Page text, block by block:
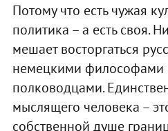
Потому что есть чужая
политика – а есть своя.
мешает восторгаться
немецкими философами
полководцами.
мыслящего человека –
собственной душе